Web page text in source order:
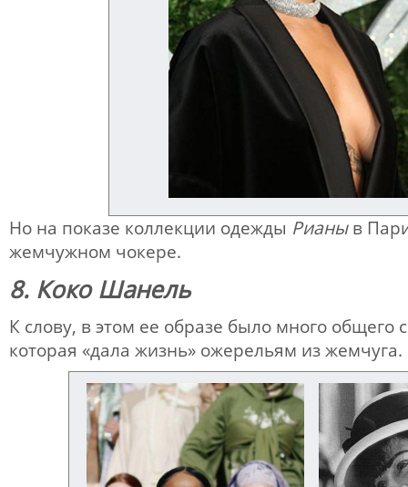
Но на показе коллекции одежды Рианыв
жемчужном чокере.
8. Коко Шанель
К слову, в этом ее образе было много общего
которая «дала жизнь» ожерельям из жемчуга.